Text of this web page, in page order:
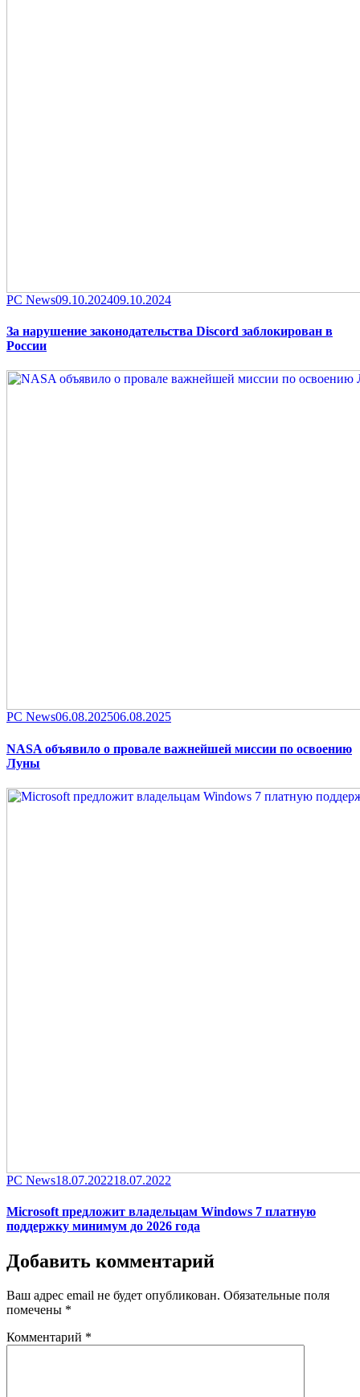
Category
PC NewsPosted
09.10.202409.10.2024
За нарушение законодательства Discord заблокирован в
России
Category
PC NewsPosted
06.08.202506.08.2025
NASA объявило о провале важнейшей миссии по освоению
Луны
Category
PC NewsPosted
18.07.202218.07.2022
Microsoft предложит владельцам Windows 7 платную
поддержку минимум до 2026 года
Добавить комментарий
Ваш адрес email не будет опубликован. Обязательные поля
помечены *
Комментарий *